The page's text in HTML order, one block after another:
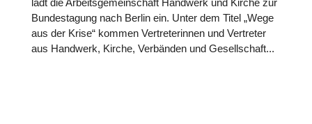
lädt die Arbeits­ge­mein­schaft Handwerk und Kirche zur
Bun­des­ta­gung nach Berlin ein. Unter dem Titel „Wege
aus der Krise“ kommen Ver­tre­te­rin­nen und Ver­tre­ter
aus Handwerk, Kirche, Ver­bän­den und Gesell­schaft...